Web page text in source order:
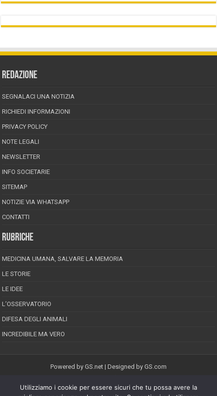
REDAZIONE
SEGNALACI UNA NOTIZIA
RICHIEDI INFORMAZIONI
PRIVACY POLICY
NOTE LEGALI
NEWSLETTER
INFO SOCIETARIE
SITEMAP
NOTIZIE VIA WHATSAPP
CONTATTI
RUBRICHE
MEDICINA UMANA, SALVARE LA MEMORIA
LE STORIE
LE IDEE
L’OSSERVATORIO
DIFESA DEGLI ANIMALI
INCREDIBILE MA VERO
Powered by GS.net | Designed by GS.com
EPINEION EDITRICE S.R.L.P.Iva 02008710689
Utilizziamo i cookie per essere sicuri che tu possa avere la